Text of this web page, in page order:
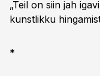
„Teil on siin jah
kunstlikku
*